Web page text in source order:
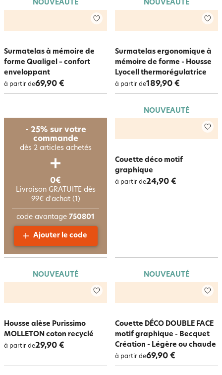
NOUVEAUTÉ
Surmatelas à mémoire de
forme Qualigel – confort
enveloppant
à partir de69,90 €
NOUVEAUTÉ
Surmatelas ergonomique à
mémoire de forme - Housse
Lyocell thermorégulatrice
à partir de189,90 €
NOUVEAUTÉ
Couette déco motif
graphique
à partir de24,90 €
NOUVEAUTÉ
Housse alèse Purissimo
MOLLETON coton recyclé
à partir de29,90 €
NOUVEAUTÉ
Couette DÉCO DOUBLE FACE
motif graphique - Becquet
Création - Légère ou chaude
à partir de69,90 €
- 25% sur votre
commande
dès 2 articles achetés
0€
Livraison GRATUITE dès
99€ d'achat (1)
code avantage 750801
Ajouter le code